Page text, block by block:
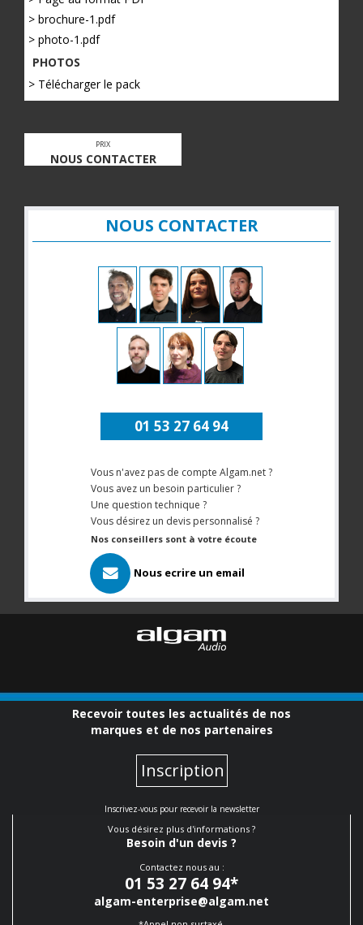
> brochure-1.pdf
> photo-1.pdf
PHOTOS
> Télécharger le pack
PRIX
NOUS CONTACTER
NOUS CONTACTER
01 53 27 64 94
Vous n'avez pas de compte Algam.net ?
Vous avez un besoin particulier ?
Une question technique ?
Vous désirez un devis personnalisé ?
Nos conseillers sont à votre écoute
Nous ecrire un email
Recevoir toutes les actualités de nos
marques et de nos partenaires
Inscription
Inscrivez-vous pour recevoir la newsletter
Vous désirez plus d'informations ?
Besoin d'un devis ?
Contactez nous au :
01 53 27 64 94*
algam-enterprise@algam.net